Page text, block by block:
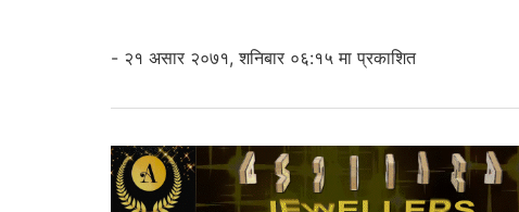
- २१ असार २०७१, शनिबार ०६:१५ मा प्रकाशित